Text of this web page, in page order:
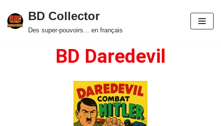
Aller
BD Collector
Des super-pouvoirs... en français
BD Daredevil